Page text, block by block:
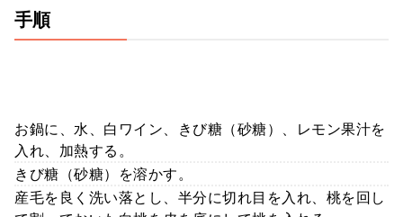
手順
お鍋に、水、白ワイン、きび糖（砂糖）、レモン果汁を
入れ、加熱する。
きび糖（砂糖）を溶かす。
産毛を良く洗い落とし、半分に切れ目を入れ、桃を回し